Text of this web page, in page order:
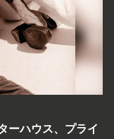
ーハウス、プライ